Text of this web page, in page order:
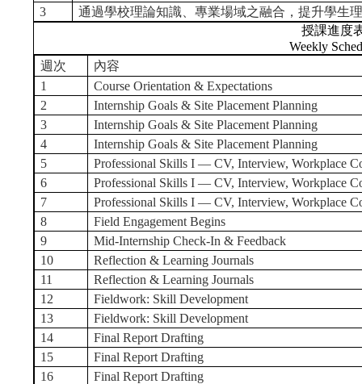
3
通過學校理論知識、專業場域之融合，提升學生
授課進度
Weekly
週次
內容
1
Course Orientation & Expectations
2
Internship Goals & Site Placement Planning
3
Internship Goals & Site Placement Planning
4
Internship Goals & Site Placement Planning
5
Professional Skills I — CV, Interview, Workplace
6
Professional Skills I — CV, Interview, Workplace
7
Professional Skills I — CV, Interview, Workplace
8
Field Engagement Begins
9
Mid-Internship Check-In & Feedback
10
Reflection & Learning Journals
11
Reflection & Learning Journals
12
Fieldwork: Skill Development
13
Fieldwork: Skill Development
14
Final Report Drafting
15
Final Report Drafting
16
Final Report Drafting